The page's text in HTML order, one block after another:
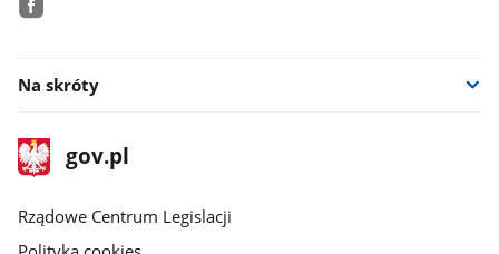
Na skróty
stopka
gov.plStrona
gov.pl
Rządowe Centrum Legislacji